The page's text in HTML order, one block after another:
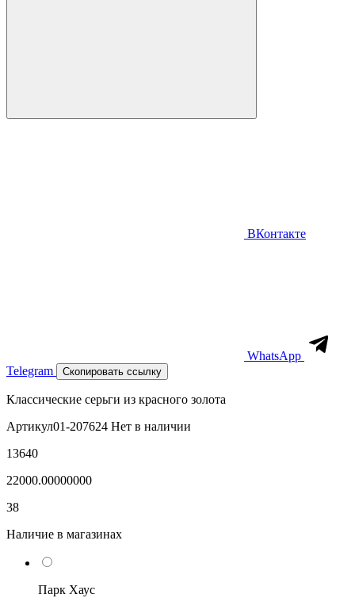
ВКонтакте
WhatsApp
Telegram
Скопировать ссылку
Классические серьги из красного золота
Артикул01-207624 Нет в наличии
13640
22000.00000000
38
Наличие в магазинах
Парк Хаус